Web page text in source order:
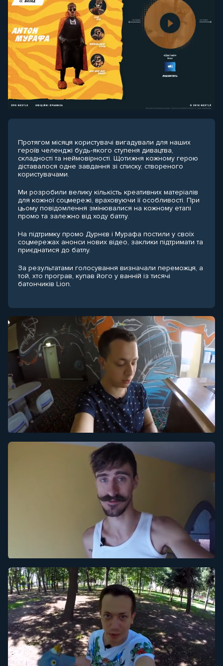
Протягом місяця користувачі вигадували для наших
героїв челенджі будь-якого ступеня дивацтва,
складності та неймовірності. Щотижня кожному герою
діставалося одне завдання зі списку, створеного
користувачами.
Ми розробили велику кількість креативних матеріалів
для кожної соцмережі, враховуючи її особливості. При
цьому повідомлення змінювалися на кожному етапі
промо та залежно від ходу батлу.
На підтримку промо Дурнєв і Мурафа постили у своїх
соцмережах анонси нових відео, заклики підтримати та
приєднатися до батлу.
За результатами голосування визначали переможця, а
той, хто програв, купав його у ванній із тисячі
батончиків Lion.